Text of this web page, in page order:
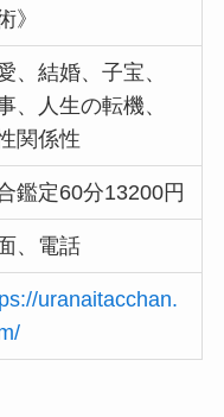
》
、結婚、子宝、
、人生の転機、
関係性
鑑定60分13200円
、電話
uranaitacchan.